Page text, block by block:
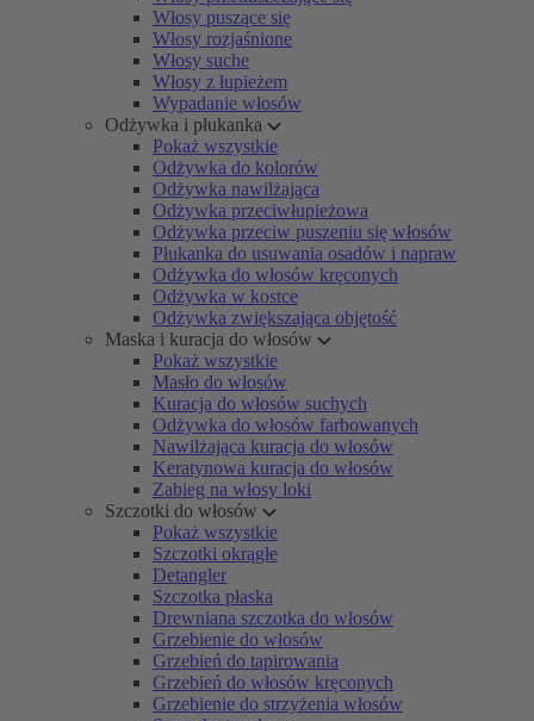
Włosy puszące się
Włosy rozjaśnione
Włosy suche
Włosy z łupieżem
Wypadanie włosów
Odżywka i płukanka
Pokaż wszystkie
Odżywka do kolorów
Odżywka nawilżająca
Odżywka przeciwłupieżowa
Odżywka przeciw puszeniu się włosów
Płukanka do usuwania osadów i napraw
Odżywka do włosów kręconych
Odżywka w kostce
Odżywka zwiększająca objętość
Maska i kuracja do włosów
Pokaż wszystkie
Masło do włosów
Kuracja do włosów suchych
Odżywka do włosów farbowanych
Nawilżająca kuracja do włosów
Keratynowa kuracja do włosów
Zabieg na włosy loki
Szczotki do włosów
Pokaż wszystkie
Szczotki okrągłe
Detangler
Szczotka płaska
Drewniana szczotka do włosów
Grzebienie do włosów
Grzebień do tapirowania
Grzebień do włosów kręconych
Grzebienie do strzyżenia włosów